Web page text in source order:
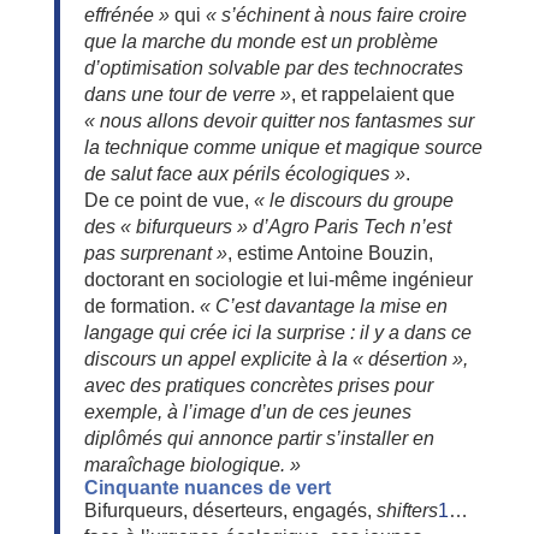
effrénée »qui « s’échinent à nous faire croire
que la marche du monde est un problème
d’optimisation solvable par des technocrates
dans une tour de verre », et rappelaient que
« nous allons devoir quitter nos fantasmes sur
la technique comme unique et magique source
de salut face aux périls écologiques».
De ce point de vue, « le discours du groupe
des « bifurqueurs » d’Agro Paris Tech n’est
pas surprenant », estime Antoine Bouzin,
doctorant en sociologie et lui-même ingénieur
de formation. « C’est davantage la mise en
langage qui crée ici la surprise : il y a dans ce
discours un appel explicite à la « désertion »,
avec des pratiques concrètes prises pour
exemple, à l’image d’un de ces jeunes
diplômés qui annonce partir s’installer en
maraîchage biologique. »
Cinquante nuances de vert
Bifurqueurs, déserteurs, engagés, shifters1…